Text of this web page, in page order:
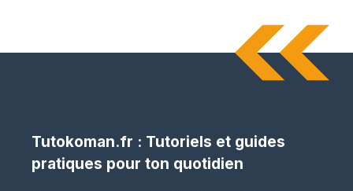
Tutokoman.fr : Tutoriels et guides
pratiques pour ton quotidien